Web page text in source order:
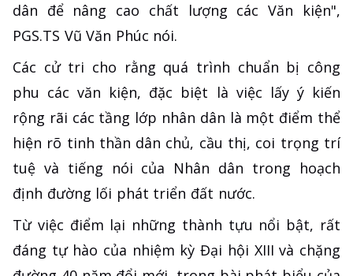
dân để nâng cao chất lượng các Văn kiện",
PGS.TS Vũ Văn Phúc nói.
Các cử tri cho rằng quá trình chuẩn bị công
phu các văn kiện, đặc biệt là việc lấy ý kiến
rộng rãi các tầng lớp nhân dân là một điểm thể
hiện rõ tinh thần dân chủ, cầu thị, coi trọng trí
tuệ và tiếng nói của Nhân dân trong hoạch
định đường lối phát triển đất nước.
Từ việc điểm lại những thành tựu nổi bật, rất
đáng tự hào của nhiệm kỳ Đại hội XIII và chặng